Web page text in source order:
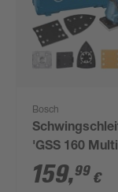
Bosch
'GSS 160 Multi
Professional'
inklusive
159,99 €